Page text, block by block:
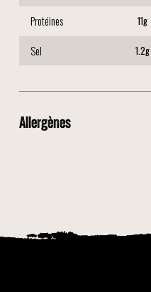
Protéines 11g
Sel 1.2g
Allergènes